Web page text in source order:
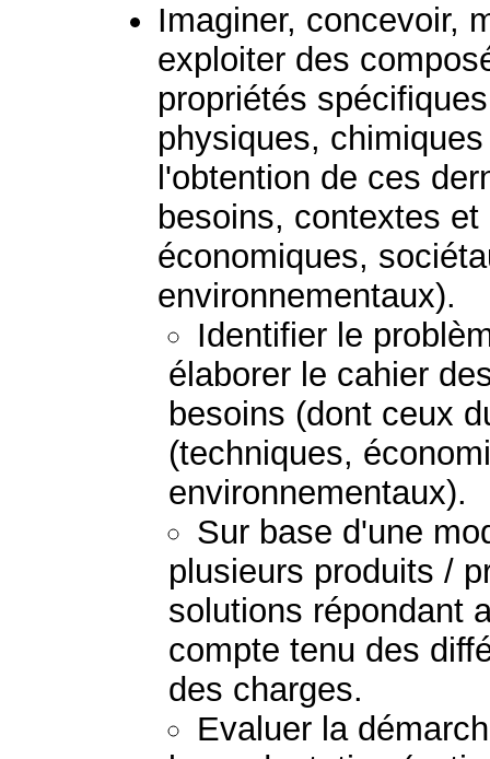
Imaginer, concevoir,
exploiter des
propriétés
physiques,
l'obtention de ces
besoins, contextes
économiques,
environnementaux).
Identifier le
élaborer le cahier
besoins (dont ceux
(techniques,
environnementaux).
Sur base d'une
plusieurs produits /
solutions répondant
compte tenu des
des charges.
Evaluer la